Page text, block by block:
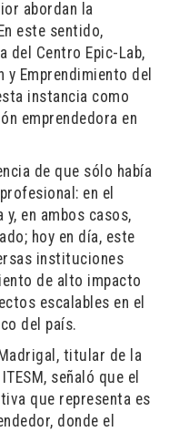
abordan la
este sentido,
del Centro Epic-Lab,
Emprendimiento del
instancia como
emprendedora en
de que sólo había
en el
en ambos casos,
hoy en día, este
instituciones
de alto impacto
escalables en el
del país.
titular de la
señaló que el
que representa es
donde el